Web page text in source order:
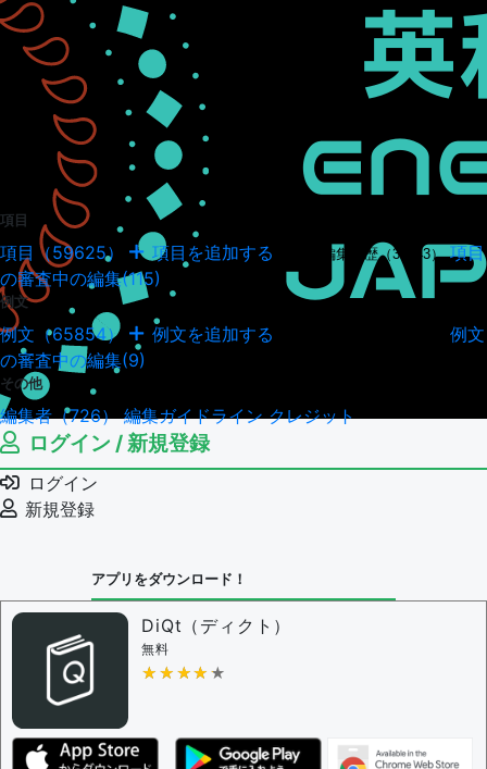
項目
項目（59625） 項目を追加する 項目の編集履歴（34943） 項目
の審査中の編集(115)
例文
例文（65854） 例文を追加する
例文
の審査中の編集(9)
その他
編集者（726）編集ガイドラインクレジット
ログイン / 新規登録
ログイン
新規登録
アプリをダウンロード！
DiQt（ディクト）
無料
★★★★★
★★★★★